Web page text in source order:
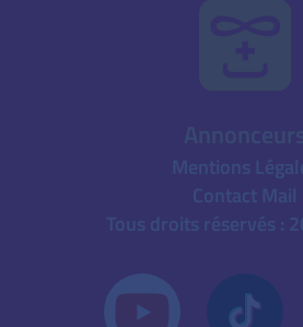
Mentions
Contact Mail
Tous droits réservés :